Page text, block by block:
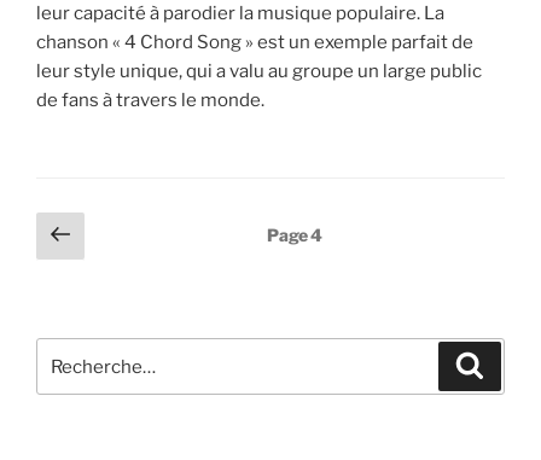
leur capacité à parodier la musique populaire. La
chanson « 4 Chord Song » est un exemple parfait de
leur style unique, qui a valu au groupe un large public
de fans à travers le monde.
Pagination
des
Page
précédente
Page4
pour